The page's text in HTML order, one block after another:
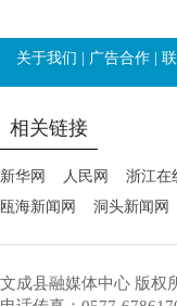
关于我们 广告合作
相关链接
新华网 人民网 浙江在
瓯海新闻网
洞头新闻网
文成县融媒体中心 版权